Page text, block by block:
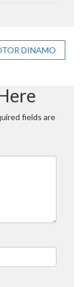
DINAMO
fields are